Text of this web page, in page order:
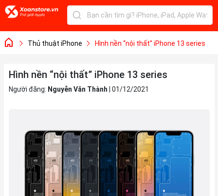
Thủ thuật iPhone Hình nền “nội thất” iPhone 13 series
Hình nền “nội thất” iPhone 13 series
Người đăng: Nguyễn Văn Thành 01/12/2021